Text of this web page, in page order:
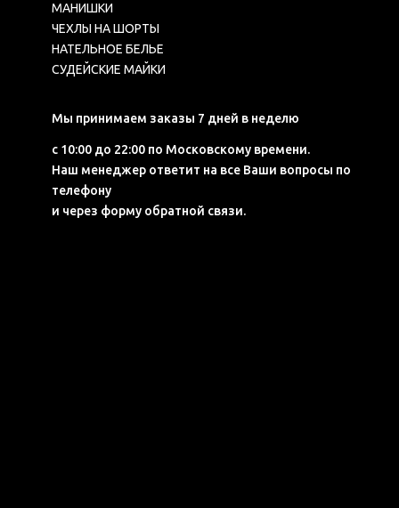
МАНИШКИ
ЧЕХЛЫ НА ШОРТЫ
НАТЕЛЬНОЕ БЕЛЬЕ
СУДЕЙСКИЕ МАЙКИ
Мы принимаем заказы 7 дней в неделю
с 10:00 до 22:00 по Московскому времени.
Наш менеджер ответит на все Ваши вопросы по
телефону
и через форму обратной связи.